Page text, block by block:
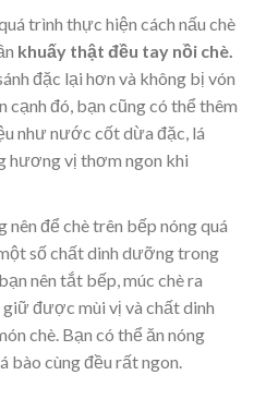
trình thực hiện cách nấu chè
khuấy thật đều tay nồi chè.
đặc lại hơn và không bị vón
cạnh đó, bạn cũng có thể thêm
như nước cốt dừa đặc, lá
hương vị thơm ngon khi
để chè trên bếp nóng quá
số chất dinh dưỡng trong
nên tắt bếp, múc chè ra
giữ được mùi vị và chất dinh
chè. Bạn có thể ăn nóng
bào cùng đều rất ngon.